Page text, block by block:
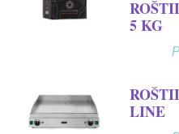
5 KG
LINE